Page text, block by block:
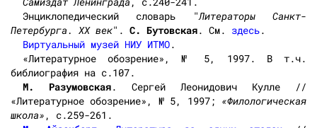
Энциклопедический словарь "Литераторы Санкт-
Петербурга. XX век". С. Бутовская. См. здесь.
Виртуальный музей НИУ ИТМО.
«Литературное обозрение», № 5, 1997. В т.ч.
библиография на с.107.
М. Разумовская. Сергей Леонидович Кулле //
«Литературное обозрение», № 5, 1997; «Филологическая
школа» , с.259-261.